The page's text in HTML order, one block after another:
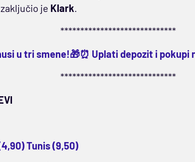
je Klark.
*****************************
u tri smene!🎁⏰ Uplati depozit i pokupi
*****************************
Tunis (9,50)